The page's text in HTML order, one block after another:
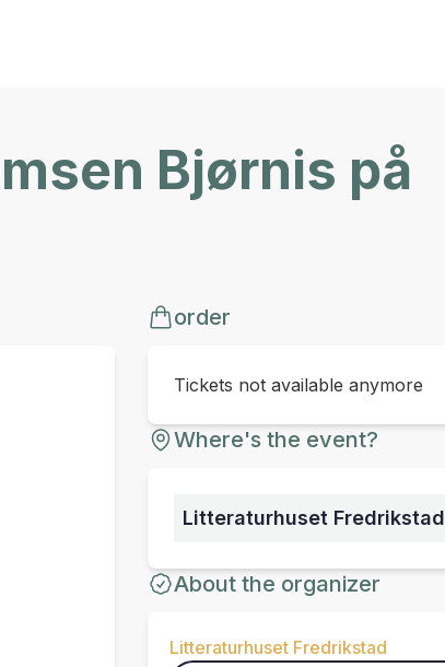
Bjørnis på
order
Tickets not available anymore
Where's the event?
Litteraturhuset Fredrikstad
About the organizer
Litteraturhuset Fredrikstad